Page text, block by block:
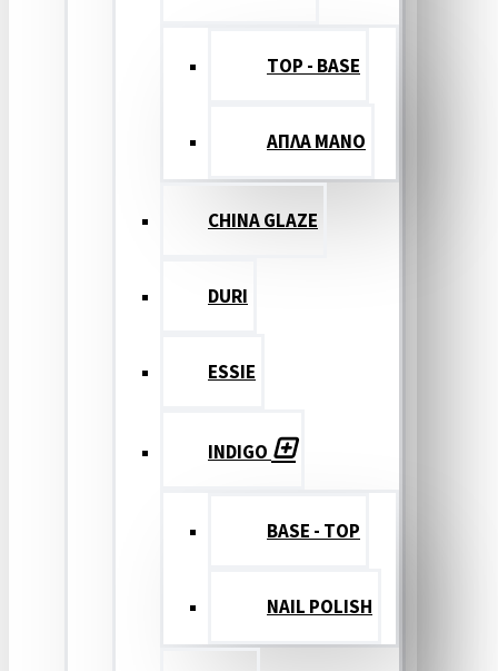
TOP - BASE
ΑΠΛΑ ΜΑΝΟ
CHINA GLAZE
DURI
ESSIE
INDIGO
BASE - TOP
NAIL POLISH